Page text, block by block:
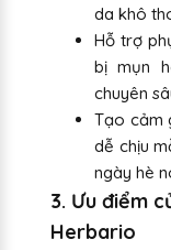
da khô
Hỗ trợ
bị mụn
chuyên
Tạo cảm
dễ chịu
ngày hè
3. Ưu điểm
Herbario